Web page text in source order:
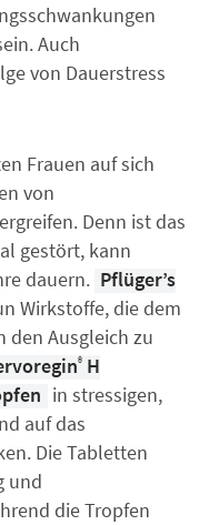
Auch
von Dauerstress
Frauen auf sich
von
Denn ist das
gestört, kann
dauern. Pflüger’s
Wirkstoffe, die dem
den Ausgleich zu
® H
in stressigen,
auf das
Die Tabletten
und
die Tropfen